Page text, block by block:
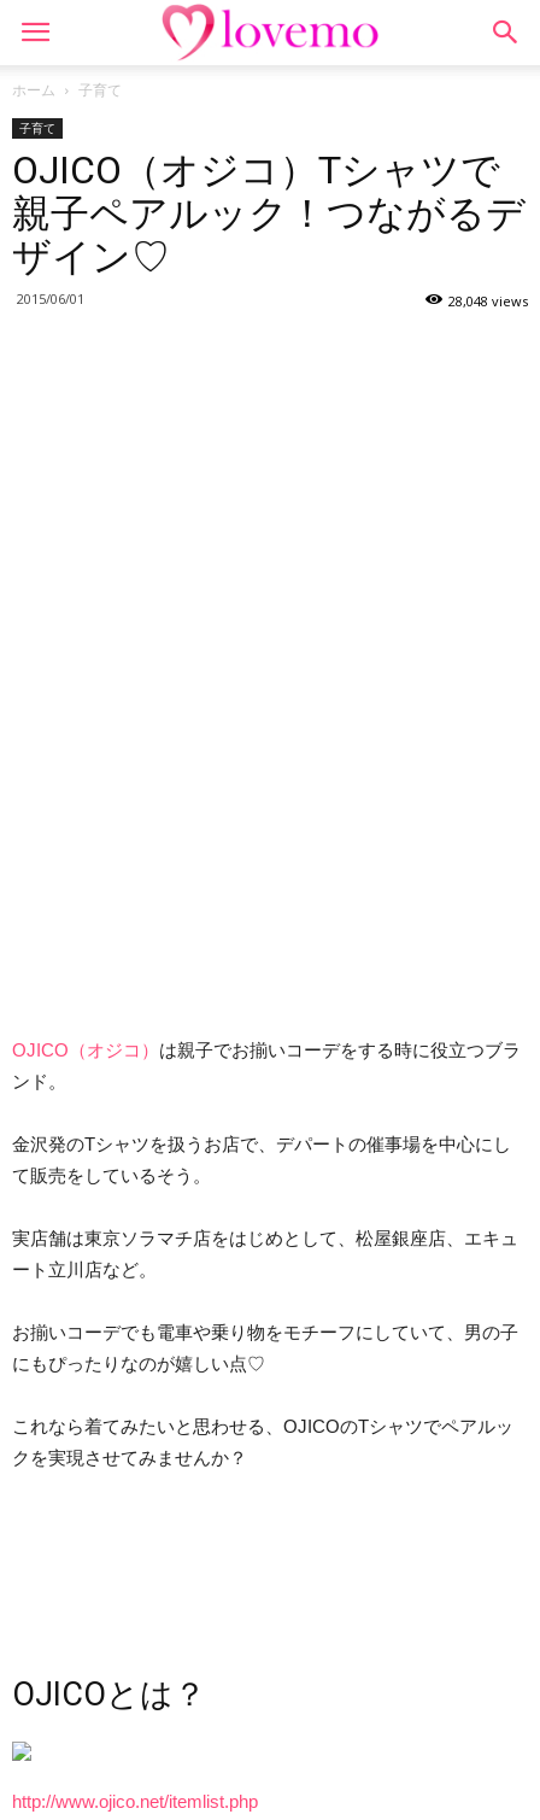
ホーム 子育て
子育て
OJICO（オジコ）Tシャツで
親子ペアルック！つながるデ
ザイン♡
2015/06/01 28,048 views
OJICO（オジコ） は親子でお揃いコーデをする時に役立つブラ
ンド。
金沢発のTシャツを扱うお店で、デパートの催事場を中心にし
て販売をしているそう。
実店舗は東京ソラマチ店をはじめとして、松屋銀座店、エキュ
ート立川店など。
お揃いコーデでも電車や乗り物をモチーフにしていて、男の子
にもぴったりなのが嬉しい点♡
これなら着てみたいと思わせる、OJICOのTシャツでペアルッ
クを実現させてみませんか？
OJICOとは？
http://www.ojico.net/itemlist.php